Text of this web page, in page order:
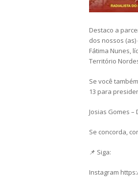
Destaco a
dos nossos
Fátima Nunes,
Território
Se você
13 para
Josias Gomes
Se concorda,
📌 Siga:
Instagram